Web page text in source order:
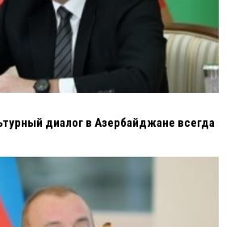
диалог в Азербайджане всегда